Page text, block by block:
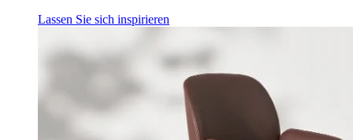
Lassen Sie sich inspirieren